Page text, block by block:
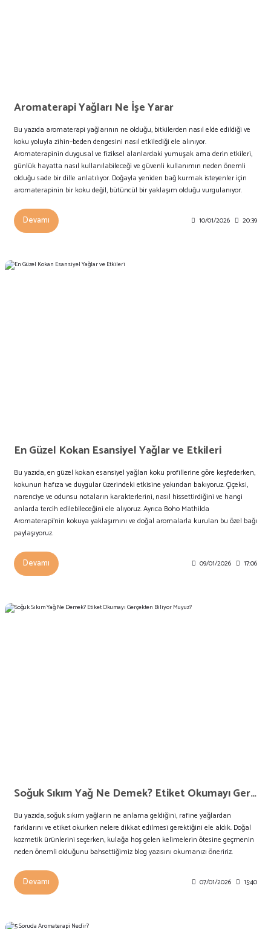
Aromaterapi Yağları Ne İşe Yarar
Bu yazıda aromaterapi yağlarının ne olduğu, bitkilerden nasıl elde edildiği ve
koku yoluyla zihin–beden dengesini nasıl etkilediği ele alınıyor.
Aromaterapinin duygusal ve fiziksel alanlardaki yumuşak ama derin etkileri,
günlük hayatta nasıl kullanılabileceği ve güvenli kullanımın neden önemli
olduğu sade bir dille anlatılıyor. Doğayla yeniden bağ kurmak isteyenler için
aromaterapinin bir koku değil, bütüncül bir yaklaşım olduğu vurgulanıyor.
Devamı 10/01/2026 20:39
En Güzel Kokan Esansiyel Yağlar ve Etkileri
Bu yazıda, en güzel kokan esansiyel yağları koku profillerine göre keşfederken,
kokunun hafıza ve duygular üzerindeki etkisine yakından bakıyoruz. Çiçeksi,
narenciye ve odunsu notaların karakterlerini, nasıl hissettirdiğini ve hangi
anlarda tercih edilebileceğini ele alıyoruz. Ayrıca Boho Mathilda
Aromaterapi’nin kokuya yaklaşımını ve doğal aromalarla kurulan bu özel bağı
paylaşıyoruz.
Devamı 09/01/2026 17:06
Soğuk Sıkım Yağ Ne Demek? Etiket Okumayı Gerçekten Biliyor Muyuz?
Bu yazıda, soğuk sıkım yağların ne anlama geldiğini, rafine yağlardan
farklarını ve etiket okurken nelere dikkat edilmesi gerektiğini ele aldık. Doğal
kozmetik ürünlerini seçerken, kulağa hoş gelen kelimelerin ötesine geçmenin
neden önemli olduğunu bahsettiğimiz blog yazısını okumanızı öneririz.
Devamı 07/01/2026 15:40